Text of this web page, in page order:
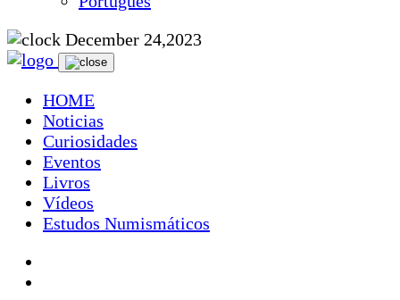
December 24,2023
HOME
Noticias
Curiosidades
Eventos
Livros
Vídeos
Estudos Numismáticos